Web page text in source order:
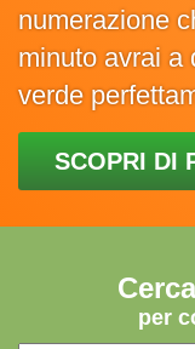
numerazione
minuto avrai a
verde
SCOPRI DI
per